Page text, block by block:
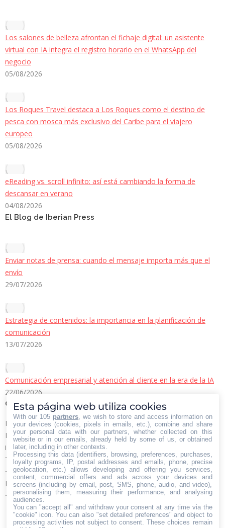
Los salones de belleza afrontan el fichaje digital: un asistente
virtual con IA integra el registro horario en el WhatsApp del
negocio
05/08/2026
Los Roques Travel destaca a Los Roques como el destino de
pesca con mosca más exclusivo del Caribe para el viajero
europeo
05/08/2026
eReading vs. scroll infinito: así está cambiando la forma de
descansar en verano
04/08/2026
El Blog de Iberian Press
Enviar notas de prensa: cuando el mensaje importa más que el
envío
29/07/2026
Estrategia de contenidos: la importancia en la planificación de
comunicación
13/07/2026
Comunicación empresarial y atención al cliente en la era de la IA
22/06/2026
Contacto Iberian Press
Principales vías de contacto:
E-mail:
info@iberianpress.es
Teléfono:
+34 911863556
Fax:
+34 911863556
Encuéntranos en:
Facebook
X
YouTube
Rss
Esta página web utiliza cookies
With our 105 partners , we wish to store and access information on
your devices (cookies, pixels in emails, etc.), combine and share
your personal data with our partners, whether collected on this
website or in our emails, already held by some of us, or obtained
later, including in other contexts.
Processing this data (identifiers, browsing, preferences, purchases,
loyalty programs, IP, postal addresses and emails, phone, precise
geolocation, etc.) allows developing and offering you services,
content, commercial offers and ads across your devices and
screens (including by email, post, SMS, phone, audio, and video),
personalising them, measuring their performance, and analysing
audiences.
You can "accept all" and withdraw your consent at any time via the
"cookie" icon . You can also "set detailed preferences" and object to
processing activities not subject to consent. These choices remain